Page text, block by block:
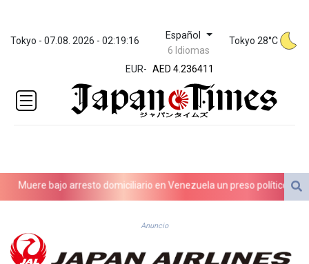
Tokyo - 07.08. 2026 - 02:19:16 Español
6 Idiomas
Tokyo 28°C
EUR-
ZWL 371.442287
AED 4.236411
AED 4.236411
AFN 76.134675
ALL 93.182464
AMD
ARS
1726.291717
AWG 2.079272
BAM 1.954392
bajo arresto domiciliario en Venezuela un preso político de
Anuncio